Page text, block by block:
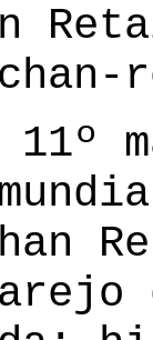
11º